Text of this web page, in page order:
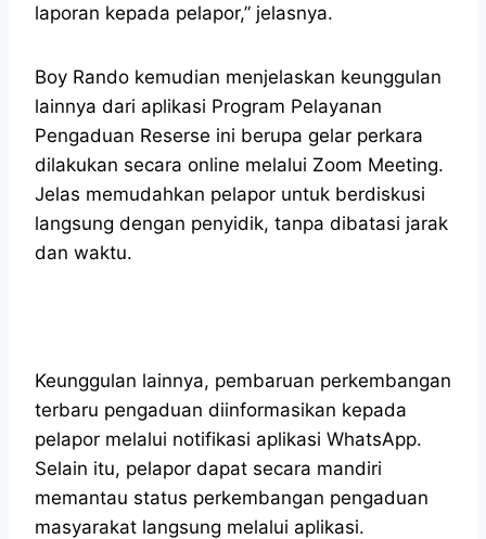
laporan kepada pelapor,” jelasnya.
Boy Rando kemudian menjelaskan keunggulan
lainnya dari aplikasi Program Pelayanan
Pengaduan Reserse ini berupa gelar perkara
dilakukan secara online melalui Zoom Meeting.
Jelas memudahkan pelapor untuk berdiskusi
langsung dengan penyidik, tanpa dibatasi jarak
dan waktu.
Keunggulan lainnya, pembaruan perkembangan
terbaru pengaduan diinformasikan kepada
pelapor melalui notifikasi aplikasi WhatsApp.
Selain itu, pelapor dapat secara mandiri
memantau status perkembangan pengaduan
masyarakat langsung melalui aplikasi.